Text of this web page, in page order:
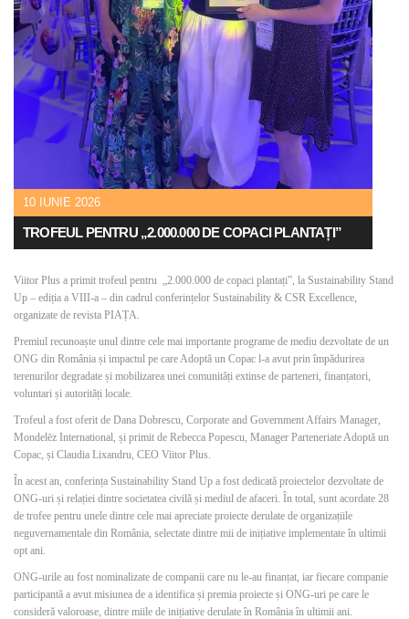
10 IUNIE 2026
TROFEUL PENTRU „2.000.000 DE COPACI PLANTAȚI”
Viitor Plus a primit trofeul pentru „2.000.000 de copaci plantați”, la Sustainability Stand
Up – ediția a VIII-a – din cadrul conferințelor Sustainability & CSR Excellence,
organizate de revista PIAȚA.
Premiul recunoaște unul dintre cele mai importante programe de mediu dezvoltate de un
ONG din România și impactul pe care Adoptă un Copac l-a avut prin împădurirea
terenurilor degradate și mobilizarea unei comunități extinse de parteneri, finanțatori,
voluntari și autorități locale.
Trofeul a fost oferit de Dana Dobrescu, Corporate and Government Affairs Manager,
Mondelēz International, și primit de Rebecca Popescu, Manager Parteneriate Adoptă un
Copac, și Claudia Lixandru, CEO Viitor Plus.
În acest an, conferința Sustainability Stand Up a fost dedicată proiectelor dezvoltate de
ONG-uri și relației dintre societatea civilă și mediul de afaceri. În total, sunt acordate 28
de trofee pentru unele dintre cele mai apreciate proiecte derulate de organizațiile
neguvernamentale din România, selectate dintre mii de inițiative implementate în ultimii
opt ani.
ONG-urile au fost nominalizate de companii care nu le-au finanțat, iar fiecare companie
participantă a avut misiunea de a identifica și premia proiecte și ONG-uri pe care le
consideră valoroase, dintre miile de inițiative derulate în România în ultimii ani.